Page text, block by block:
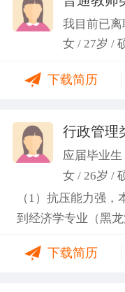
良好的职业操 守和
我目前已
女 / 27岁 /
下载简历
应届毕业生
女 / 26岁 /
（1）抗压能力强
到经济学专业（黑
学；研一刚入学就
下载简历